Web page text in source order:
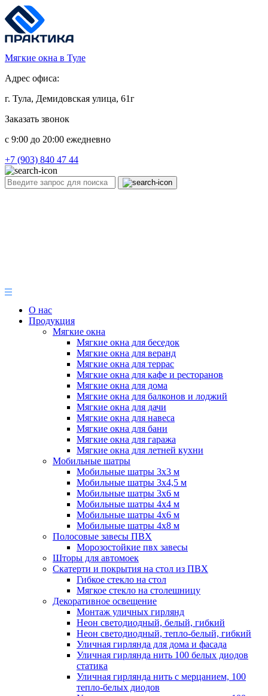
Мягкие окна в Туле
Адрес офиса:
г. Тула, Демидовская улица, 61г
Заказать звонок
c 9:00 до 20:00 ежедневно
+7 (903) 840 47 44
О нас
Продукция
Мягкие окна
Мягкие окна для беседок
Мягкие окна для веранд
Мягкие окна для террас
Мягкие окна для кафе и ресторанов
Мягкие окна для дома
Мягкие окна для балконов и лоджий
Мягкие окна для дачи
Мягкие окна для навеса
Мягкие окна для бани
Мягкие окна для гаража
Мягкие окна для летней кухни
Мобильные шатры
Мобильные шатры 3х3 м
Мобильные шатры 3х4,5 м
Мобильные шатры 3х6 м
Мобильные шатры 4х4 м
Мобильные шатры 4х6 м
Мобильные шатры 4х8 м
Полосовые завесы ПВХ
Морозостойкие пвх завесы
Шторы для автомоек
Скатерти и покрытия на стол из ПВХ
Гибкое стекло на стол
Мягкое стекло на столешницу
Декоративное освещение
Монтаж уличных гирлянд
Неон светодиодный, белый, гибкий
Неон светодиодный, тепло-белый, гибкий
Уличная гирлянда для дома и фасада
Уличная гирлянда нить 100 белых диодов
статика
Уличная гирлянда нить с мерцанием, 100
тепло-белых диодов